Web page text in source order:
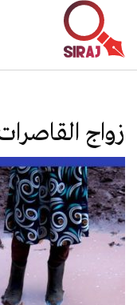
زواج القاصرات